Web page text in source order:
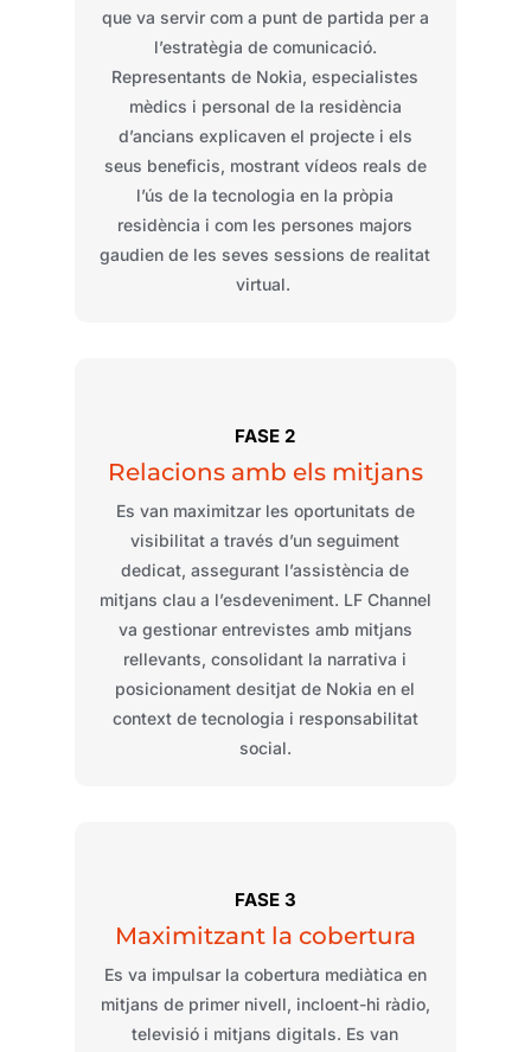
que va servir coma puntde partida per a
l’estratègia de comunicació.
Representants de Nokia,especialistes
mèdics i personal de la residència
d’ancians explicavenel projectei els
seus beneficis, mostrantvídeos reals de
l’ús de latecnologia en la pròpia
residència icom les persones majors
gaudien de lesseves sessions de realitat
virtual.
FASE 2
Relacions amb els mitjans
Es van maximitzarles oportunitats de
visibilitat a travésd’un seguiment
dedicat,assegurant l’assistència de
mitjans claua l’esdeveniment. LF Channel
va gestionar entrevistes amb mitjans
rellevants,consolidant la narrativa i
posicionament desitjat de Nokia en el
contextde tecnologia i responsabilitat
social.
FASE 3
Maximitzantla cobertura
Es va impulsar la cobertura mediàtica en
mitjans de primer nivell, incloent-hi ràdio,
televisió i mitjans digitals. Esvan